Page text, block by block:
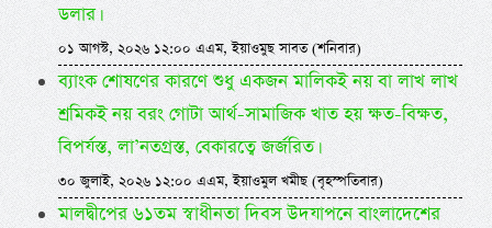
ডলার।
০১ আগস্ট, ২০২৬ ১২:০০ এএম, ইয়াওমুছ সাবত (শনিবার)
ব্যাংক শোষণের কারণে শুধু একজন মালিকই নয় বা লাখ লাখ
শ্রমিকই নয় বরং গোটা আর্থ-সামাজিক খাত হয় ক্ষত-বিক্ষত,
বিপর্যস্ত, লা’নতগ্রস্ত, বেকারত্বে জর্জরিত।
৩০ জুলাই, ২০২৬ ১২:০০ এএম, ইয়াওমুল খমীছ (বৃহস্পতিবার)
মালদ্বীপের ৬১তম স্বাধীনতা দিবস উদযাপনে বাংলাদেশের